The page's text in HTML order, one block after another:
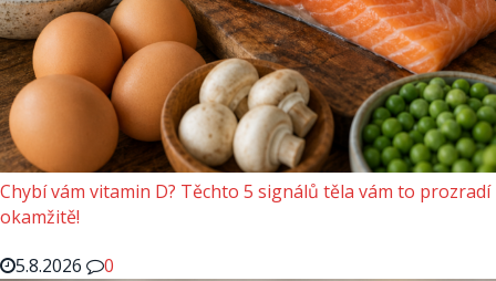
Chybí vám vitamin D? Těchto 5 signálů těla vám to prozradí
okamžitě!
5.8.2026
0